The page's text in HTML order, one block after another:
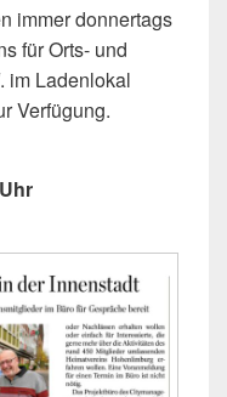
immer donnertags
für Orts- und
im Ladenlokal
Verfügung.